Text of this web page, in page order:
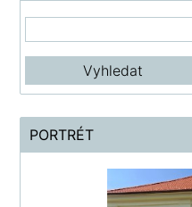
PORTRÉT